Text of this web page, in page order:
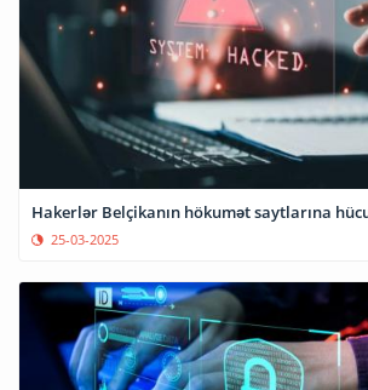
Hakerlər Belçikanın hökumət saytlarına
25-03-2025